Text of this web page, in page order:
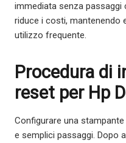
immediata senza
riduce i costi, mantenendo
utilizzo frequente.
Procedura di
reset per Hp
Configurare una
e semplici passaggi. Dopo